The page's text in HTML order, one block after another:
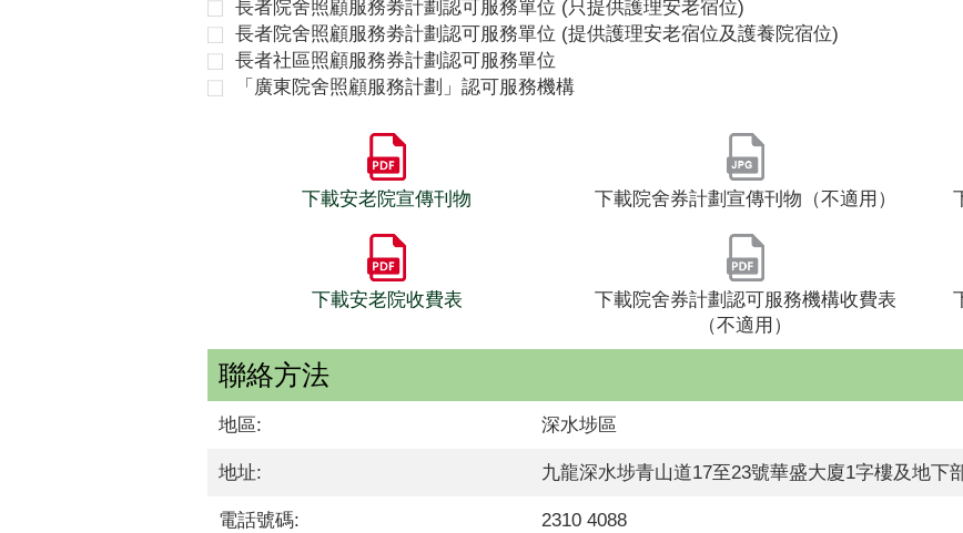
長者院舍照顧服務劵計劃認可服務單位 (只提供護理安老宿位)
長者院舍照顧服務劵計劃認可服務單位 (提供護理安老宿位及護養院宿位)
長者社區照顧服務券計劃認可服務單位
「廣東院舍照顧服務計劃」認可服務機構
下載安老院宣傳刊物 下載院舍券計劃宣傳刊物（不適用）
下載安老院收費表
下載院舍券計劃認可服務機構收費表
（不適用）
聯絡方法
地區: 深水埗區
地址: 九龍深水埗青山道17至23號華盛大廈1字樓及地下
電話號碼: 2310 4088